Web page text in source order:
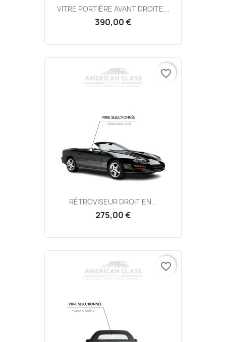
VITRE PORTIÈRE AVANT DROITE...
390,00 €
RÉTROVISEUR DROIT EN...
275,00 €
favorite_border
favorite_border